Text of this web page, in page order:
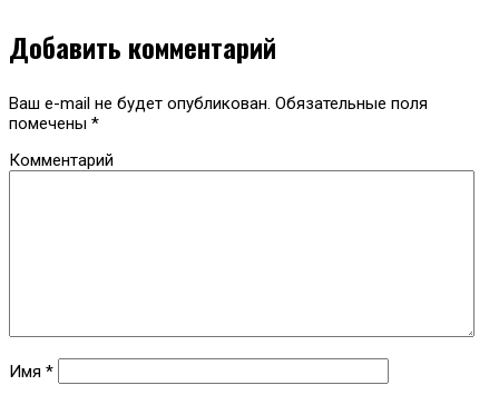
Добавить комментарий
Ваш e-mail не будет опубликован. Обязательные поля
помечены *
Комментарий
Имя *